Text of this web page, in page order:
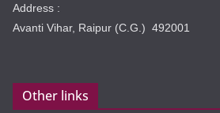
Address :
Avanti Vihar, Raipur (C.G.) 492001
Other links